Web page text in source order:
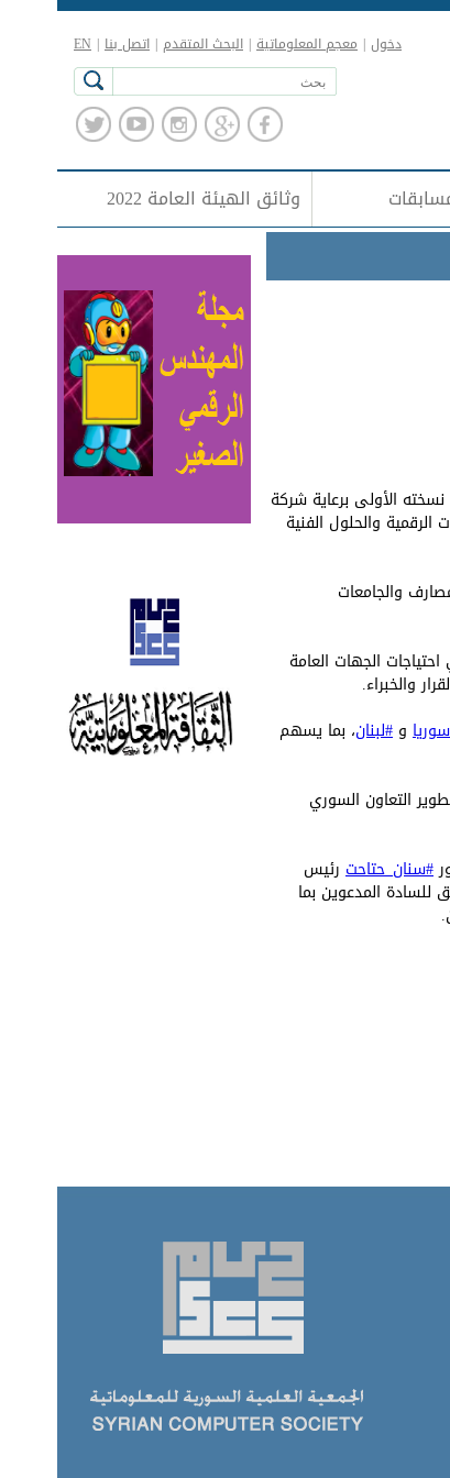
دخول | معجم المعلوماتية | البحث المتقدم | اتصل بنا |
EN
وثائق الهيئة العامة 2022
الأولى برعاية شركة
والحلول الفنية
والجامعات
الجهات العامة
والخبراء.
و #لبنان، بما يسهم
التعاون السوري
#سنان_حتاحت رئيس
للسادة المدعوين بما